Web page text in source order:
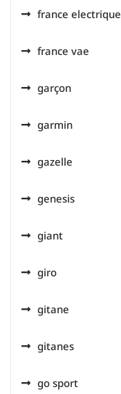
france electrique
france vae
garçon
garmin
gazelle
genesis
giant
giro
gitane
gitanes
go sport